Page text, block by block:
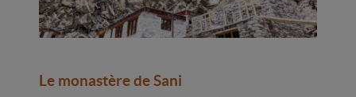
Le monastère de Sani